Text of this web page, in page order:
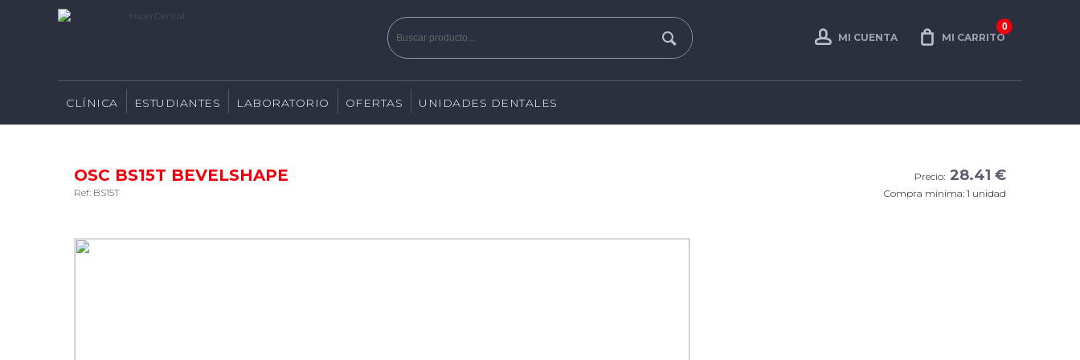
0
MI CARRITO
MI CUENTA
CLÍNICA ESTUDIANTES LABORATORIO OFERTAS UNIDADES DENTALES
OSC BS15T BEVELSHAPE
Ref: BS15T
Precio: 28.41 €
Compra mínima: 1 unidad